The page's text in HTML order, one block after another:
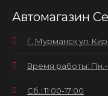
Автомагазин
Г. Мурманск ул.
Время работы: Пн.-
Сб.: 11:00-17:00